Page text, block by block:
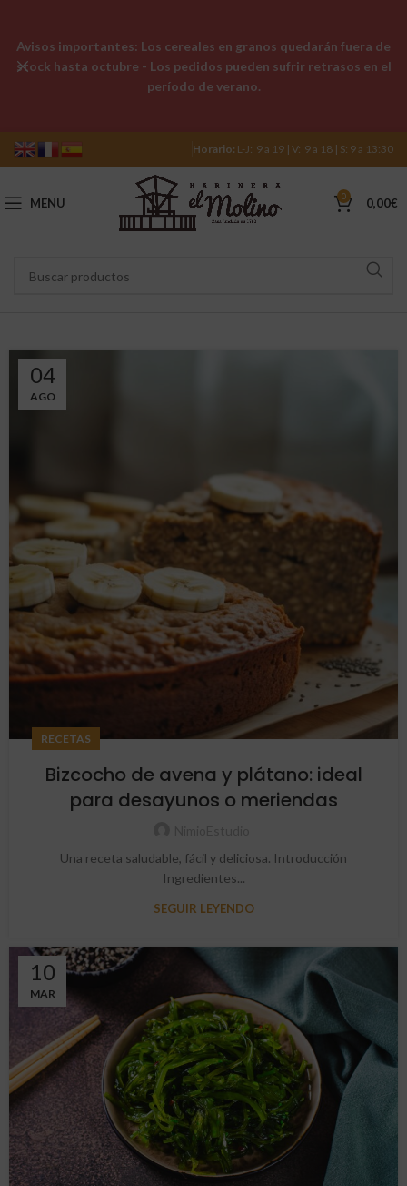
Horario: L-J: 9 a 19 | V: 9 a 18 | S: 9 a 13:30
MENU 0 0,00€
04
AGO
RECETAS
Bizcocho de avena y plátano: ideal
para desayunos o meriendas
Una receta saludable, fácil y deliciosa. Introducción
Ingredientes...
SEGUIR LEYENDO
10
MAR
Avisos importantes: Los cereales en granos quedarán fuera de
stock hasta octubre - Los pedidos pueden sufrir retrasos en el
período de verano.